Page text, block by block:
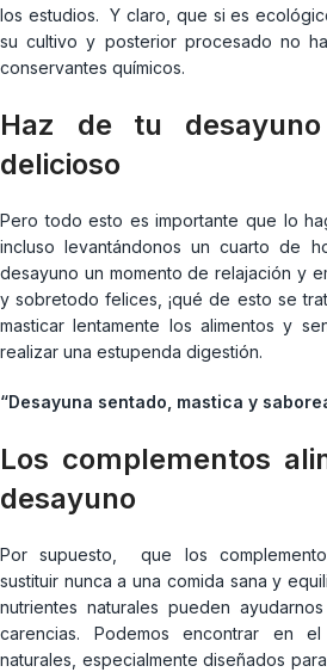
los estudios. Y claro, que si es
su cultivo y posterior procesado no
conservantes químicos.
Haz de tu
delicioso
Pero todo esto es importante que lo
incluso levantándonos un cuarto de
desayuno un momento de relajación y
y sobretodo felices, ¡qué de esto se
masticar lentamente los alimentos y
realizar una estupenda digestión.
“Desayuna sentado, mastica y
Los complementos
desayuno
Por supuesto, que los
sustituir nunca a una comida sana y
nutrientes naturales pueden
carencias. Podemos encontrar en el
naturales, especialmente diseñados